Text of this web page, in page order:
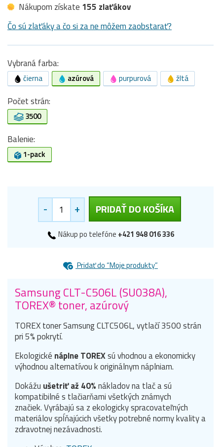
Nákupom získate 155 zlaťákov
Čo sú zlaťáky a čo si za ne môžem zaobstarať?
Vybraná farba:
čierna azúrová purpurová žltá
Počet strán:
3500
Balenie:
1-pack
- + PRIDAŤ DO KOŠÍKA
Nákup po telefóne +421 948 016 336
Pridať do “Moje produkty”
Samsung CLT-C506L (SU038A),
TOREX® toner, azúrový
TOREX toner Samsung CLTC506L, vytlačí 3500 strán
pri 5% pokrytí.
Ekologické náplne TOREXsú vhodnou a ekonomicky
výhodnou alternatívou k originálnym náplniam.
Dokážu ušetriť až 40%nákladov na tlač a sú
kompatibilné s tlačiarňami všetkých známych
značiek.Vyrábajú sa z ekologicky spracovateľných
materiálov spĺňajúcich všetky potrebné normy kvality a
zdravotnej nezávadnosti.